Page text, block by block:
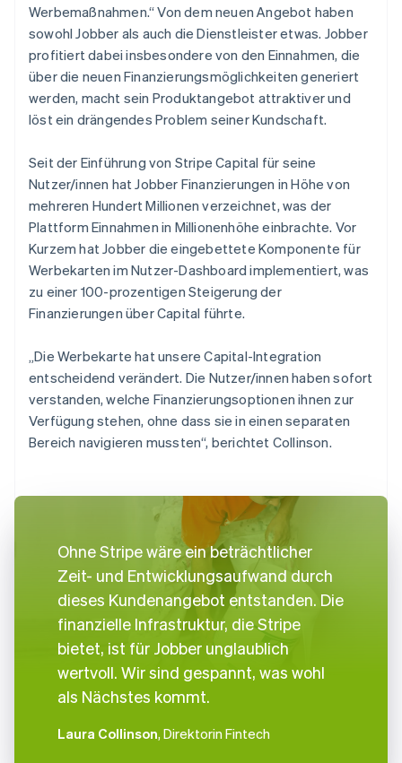
Werbemaßnahmen.“ Von dem neuen Angebot haben
sowohl Jobber als auch die Dienstleister etwas. Jobber
profitiert dabei insbesondere von den Einnahmen, die
über die neuen Finanzierungsmöglichkeiten generiert
werden, macht sein Produktangebot attraktiver und
löst ein drängendes Problem seiner Kundschaft.
Seit der Einführung von Stripe Capital für seine
Nutzer/innen hat Jobber Finanzierungen in Höhe von
mehreren Hundert Millionen verzeichnet, was der
Plattform Einnahmen in Millionenhöhe einbrachte. Vor
Kurzem hat Jobber die eingebettete Komponente für
Werbekarten im Nutzer-Dashboard implementiert, was
zu einer 100-prozentigen Steigerung der
Finanzierungen über Capital führte.
„Die Werbekarte hat unsere Capital-Integration
entscheidend verändert. Die Nutzer/innen haben sofort
verstanden, welche Finanzierungsoptionen ihnen zur
Verfügung stehen, ohne dass sie in einen separaten
Bereich navigieren mussten“, berichtet Collinson.
Ohne Stripe wäre ein beträchtlicher
Zeit- und Entwicklungsaufwand durch
dieses Kundenangebot entstanden. Die
finanzielle Infrastruktur, die Stripe
bietet, ist für Jobber unglaublich
wertvoll. Wir sind gespannt, was wohl
als Nächstes kommt.
Laura Collinson, Direktorin Fintech